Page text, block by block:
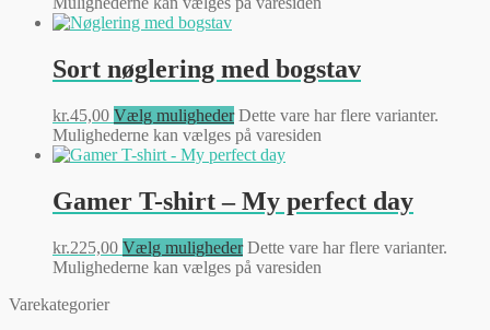
Sort nøglering med bogstav
kr.45,00 Vælg muligheder Dette vare har flere varianter.
Mulighederne kan vælges på varesiden
Gamer T-shirt – My perfect day
kr.225,00 Vælg muligheder Dette vare har flere varianter.
Mulighederne kan vælges på varesiden
Varekategorier